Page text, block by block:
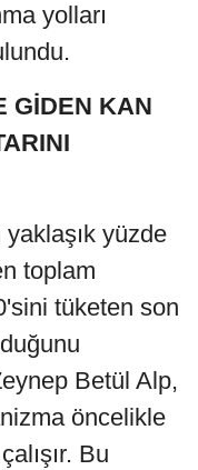
yolları
GİDEN KAN
yaklaşık yüzde
toplam
tüketen son
Betül Alp,
öncelikle
Bu